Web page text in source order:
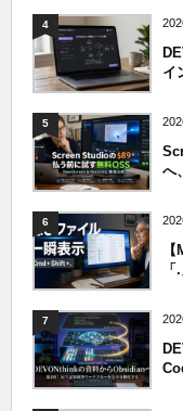
4
イ
5
へ
6
7